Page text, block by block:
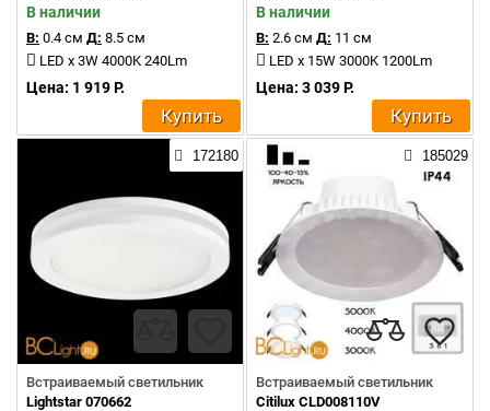
В наличии
В: 0.4 см Д: 8.5 см
LED x 3W 4000K 240Lm
Цена: 1 919 Р.
Купить
В наличии
В: 2.6 см Д: 11 см
LED x 15W 3000K 1200Lm
Цена: 3 039 Р.
Купить
172180
Встраиваемый светильник
Lightstar 070662
185029
Встраиваемый светильник
Citilux CLD008110V